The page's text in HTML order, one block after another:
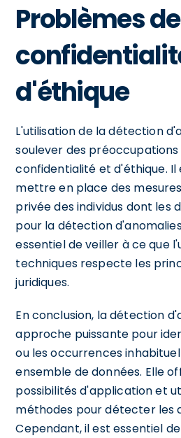
Problèmes de
d'éthique
L'utilisation de la détection
soulever des
confidentialité et d'éthique. Il
mettre en place des
privée des individus dont les
pour la détection
essentiel de veiller à ce que
techniques respecte les
juridiques.
En conclusion, la détection
approche puissante pour
ou les occurrences
ensemble de données. Elle
possibilités d'application et
méthodes pour détecter les
Cependant, il est essentiel